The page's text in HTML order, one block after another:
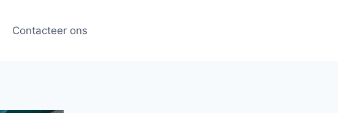
Contacteer ons